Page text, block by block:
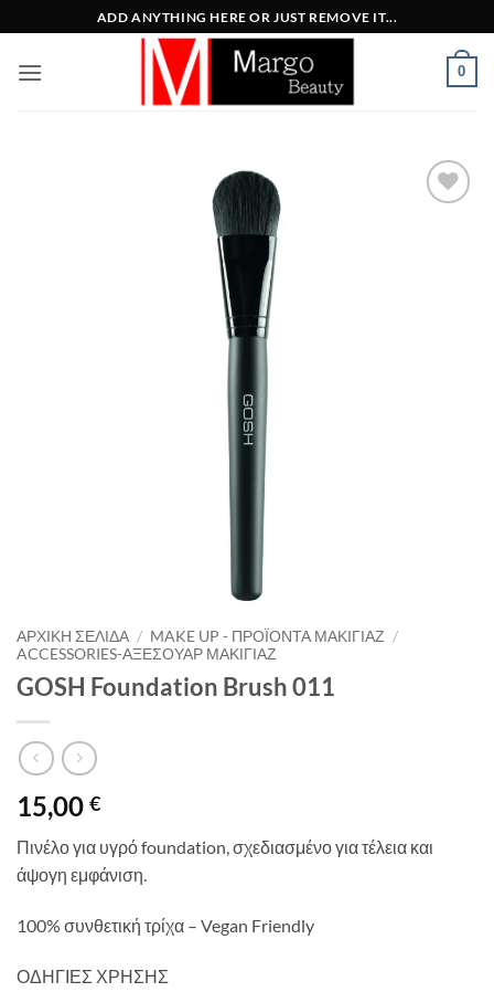
στο
περιεχόμενο
ADD ANYTHING HERE OR JUST REMOVE IT...
0
ΑΡΧΙΚΉ ΣΕΛΊΔΑ / MAKE UP - ΠΡΟΪΌΝΤΑ ΜΑΚΙΓΙΆΖ /
ACCESSORIES-ΑΞΕΣΟΥΆΡ ΜΑΚΙΓΙΆΖ
GOSH Foundation Brush 011
15,00 €
Πινέλο για υγρό foundation, σχεδιασμένο για τέλεια και
άψογη εμφάνιση.
100% συνθετική τρίχα – Vegan Friendly
ΟΔΗΓΙΕΣ ΧΡΗΣΗΣ